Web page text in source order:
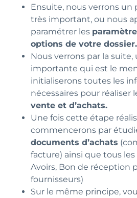
Ensuite, nous verrons un
très important, ou nous
paramétrer les
options de votre dossier.
Nous verrons par la
importante qui est le
initialiserons toutes les
nécessaires pour réaliser
vente et d’achats.
Une fois cette étape
commencerons par
documents d’achats
facture) ainsi que tous les
Avoirs, Bon de réception
fournisseurs)
Sur le même principe,